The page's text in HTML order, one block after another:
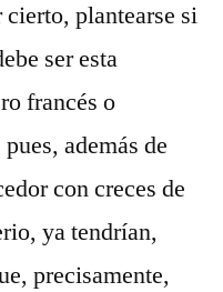
plantearse si
ser esta
francés o
además de
con creces de
ya tendrían,
precisamente,